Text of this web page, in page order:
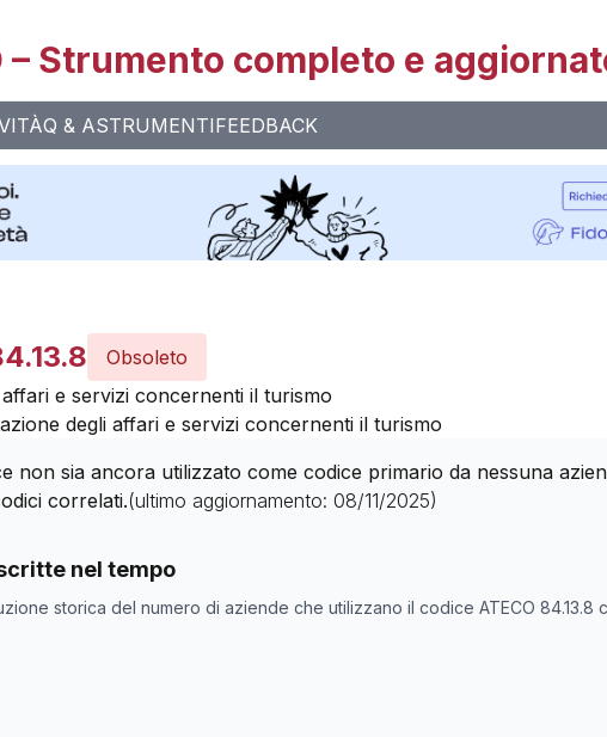
– Strumento completo e
Q & ASTRUMENTIFEEDBACK
Obsoleto
e servizi concernenti il turismo
degli affari e servizi concernenti il turismo
non sia ancora utilizzato come codice primario da nessuna
correlati.(ultimo aggiornamento: 08/11/2025)
nel tempo
storica del numero di aziende che utilizzano il codice ATECO 84.13.8
con codice ATECO
Numero aziende